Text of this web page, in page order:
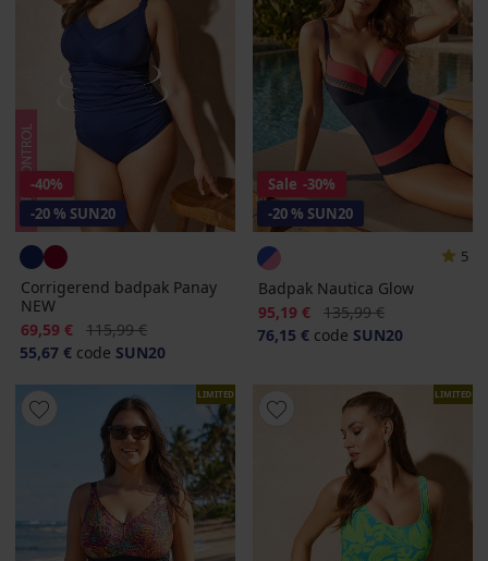
-40%
-20 % SUN20
Corrigerend badpak Panay
NEW
Korting
69,59 € Oorspronkelijke prijs
115,99 €
55,67 € code SUN20
Sale -30%
-20 % SUN20
5
Badpak Nautica Glow
Korting
95,19 € Oorspronkelijke prijs
135,99 €
76,15 € code SUN20
LIMITED LIMITED